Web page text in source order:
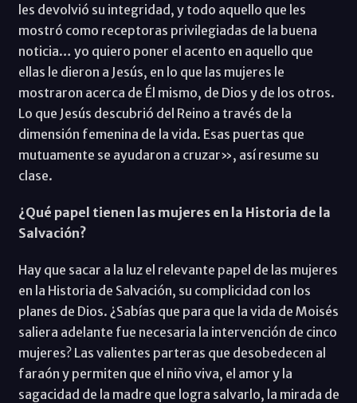
les devolvió su integridad, y todo aquello que les
mostró como receptoras privilegiadas de la buena
noticia… yo quiero poner el acento en aquello que
ellas le dieron a Jesús, en lo que las mujeres le
mostraron acerca de Él mismo, de Dios y de los otros.
Lo que Jesús descubrió del Reino a través de la
dimensión femenina de la vida. Esas puertas que
mutuamente se ayudaron a cruzar», así resume su
clase.
¿Qué papel tienen las mujeres en la Historia de la
Salvación?
Hay que sacar a la luz el relevante papel de las mujeres
en la Historia de Salvación, su complicidad con los
planes de Dios. ¿Sabías que para que la vida de Moisés
saliera adelante fue necesaria la intervención de cinco
mujeres? Las valientes parteras que desobedecen al
faraón y permiten que el niño viva, el amor y la
sagacidad de la madre que logra salvarlo, la mirada de